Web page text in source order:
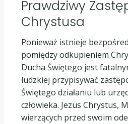
Prawdziwy
Chrystusa
Ponieważ istnieje
pomiędzy odkupieniem
Ducha Świętego jest
ludzkiej przypisywać
Świętego działaniu lub
człowieka. Jezus Chrystus,
wierzących przed swoim